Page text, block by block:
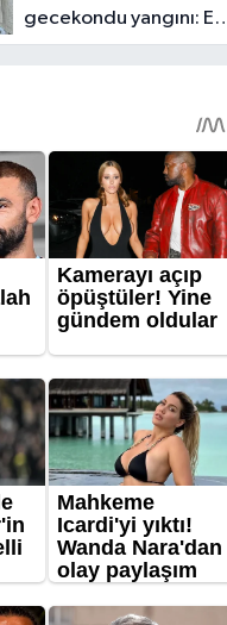
gecekondu yangını: Ev
kullanılamaz hale geldi